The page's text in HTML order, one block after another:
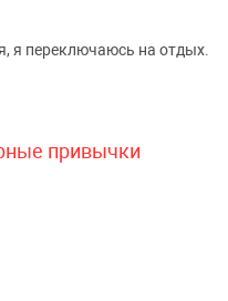
я переключаюсь на отдых.
привычки